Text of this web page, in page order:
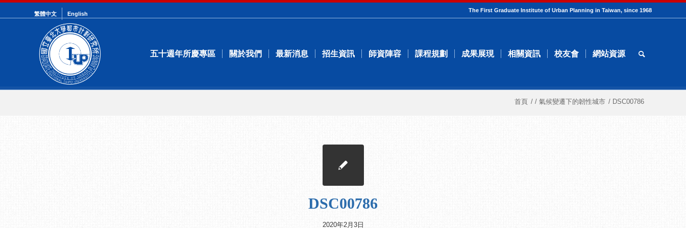
繁體中文 English
The First Graduate Institute of Urban Planning in Taiwan, since 1968
五十週年所慶專區 關於我們 最新消息 招生資訊 師資陣容 課程規劃 成果展現 相關資訊 校友會 網站資源
首頁 / / 氣候變遷下的韌性城市 / DSC00786
DSC00786
2020年2月3日